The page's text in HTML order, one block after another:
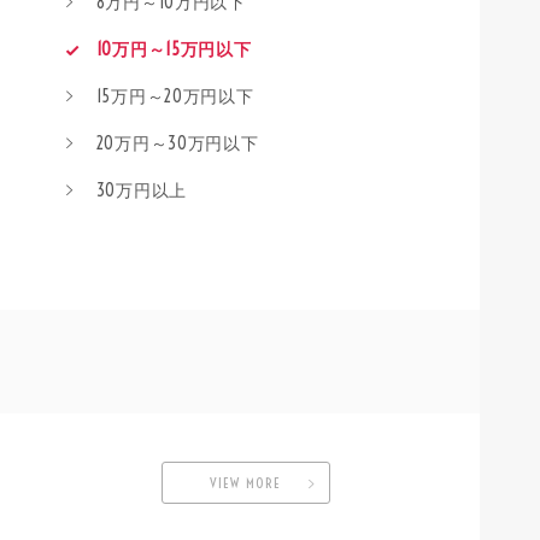
10万円～15万円以下
15万円～20万円以下
20万円～30万円以下
30万円以上
VIEW MORE